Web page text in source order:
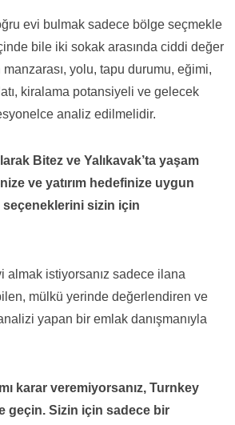
evi bulmak sadece bölge seçmekle
bile iki sokak arasında ciddi değer
yolu, tapu durumu, eğimi,
kiralama potansiyeli ve gelecek
analiz edilmelidir.
Bitez ve Yalıkavak’ta yaşam
ve yatırım hedefinize uygun
seçeneklerini sizin için
almak istiyorsanız sadece ilana
mülkü yerinde değerlendiren ve
yapan bir emlak danışmanıyla
karar veremiyorsanız, Turnkey
geçin. Sizin için sadece bir